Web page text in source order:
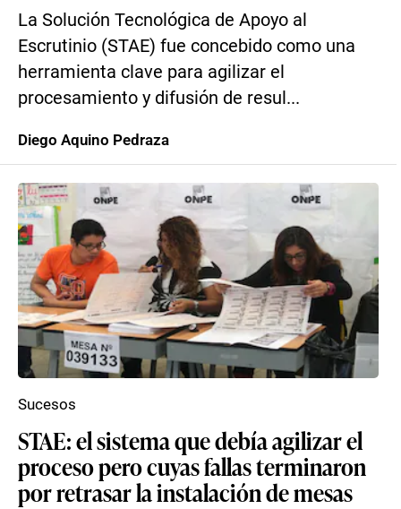
La Solución Tecnológica de Apoyo al
Escrutinio (STAE) fue concebido como una
herramienta clave para agilizar el
procesamiento y difusión de resul...
Diego Aquino Pedraza
STAE: el sistema que debía agilizar el
proceso pero cuyas fallas terminaron
por retrasar la instalación de mesas
Sucesos